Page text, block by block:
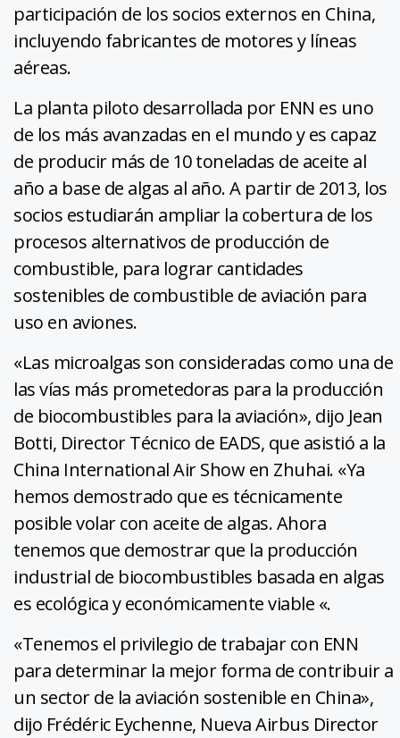
participación de los socios externos en China,
incluyendo fabricantes de motores y líneas
aéreas.
La planta piloto desarrollada por ENN es uno
de los más avanzadas en el mundo y es capaz
de producir más de 10 toneladas de aceite al
año a base de algas al año. A partir de 2013, los
socios estudiarán ampliar la cobertura de los
procesos alternativos de producción de
combustible, para lograr cantidades
sostenibles de combustible de aviación para
uso en aviones.
«Las microalgas son consideradas como una de
las vías más prometedoras para la producción
de biocombustibles para la aviación», dijo Jean
Botti, Director Técnico de EADS, que asistió a la
China International Air Show en Zhuhai. «Ya
hemos demostrado que es técnicamente
posible volar con aceite de algas. Ahora
tenemos que demostrar que la producción
industrial de biocombustibles basada en algas
es ecológica y económicamente viable «.
«Tenemos el privilegio de trabajar con ENN
para determinar la mejor forma de contribuir a
un sector de la aviación sostenible en China»,
dijo Frédéric Eychenne, Nueva Airbus Director